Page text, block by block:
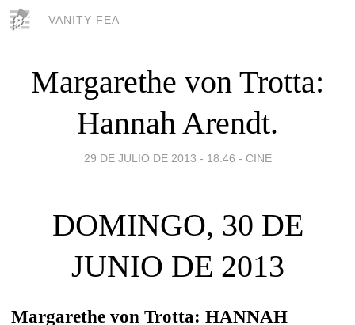
VANITY FEA
Margarethe von Trotta:
Hannah Arendt.
29 DE JULIO DE 2013 - 18:46 - CINE
DOMINGO, 30 DE
JUNIO DE 2013
Margarethe von Trotta: HANNAH